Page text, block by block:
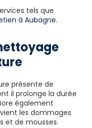
tels que
à Aubagne.
présente de
il prolonge la durée
également
les dommages
et de mousses.